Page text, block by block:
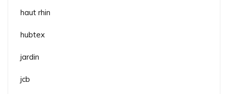
haut rhin
hubtex
jardin
jcb